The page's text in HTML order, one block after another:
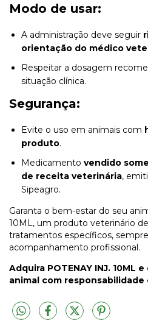
Modo de usar:
A administração deve seguir
orientação do médico
Respeitar a dosagem
situação clínica.
Segurança:
Evite o uso em animais com
produto.
Medicamento vendido
de receita veterinária,
Sipeagro.
Garanta o bem-estar do seu
10ML, um produto veterinário
tratamentos específicos,
acompanhamento profissional.
Adquira POTENAY INJ. 10ML
animal com responsabilidade